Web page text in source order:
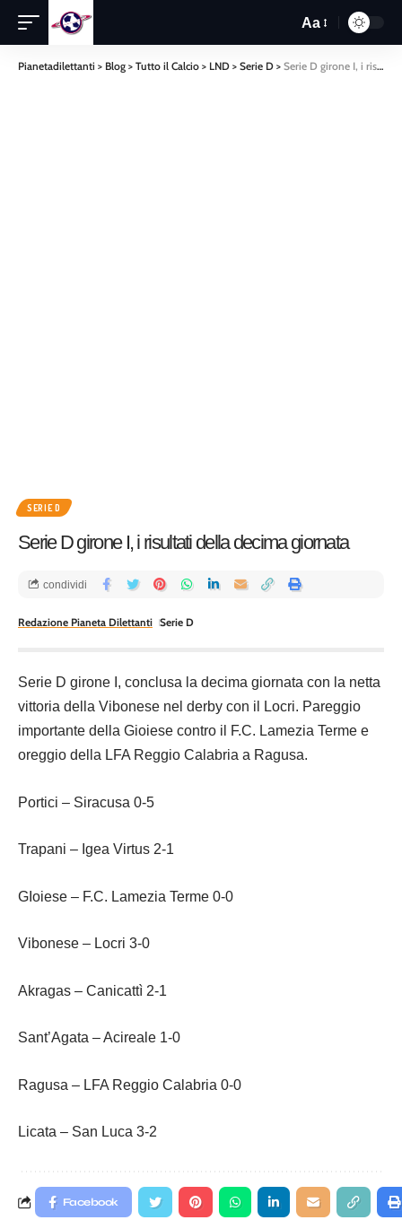
Aa
Pianetadilettanti > Blog > Tutto il Calcio > LND > Serie D > Serie D girone I, i risultati della decima giornata
SERIE D
Serie D girone I, i risultati della decima giornata
Redazione Pianeta Dilettanti Serie D
condividi
Serie D girone I, conclusa la decima giornata con la netta
vittoria della Vibonese nel derby con il Locri. Pareggio
importante della Gioiese contro il F.C. Lamezia Terme e
oreggio della LFA Reggio Calabria a Ragusa.
Portici – Siracusa 0-5
Trapani – Igea Virtus 2-1
GIoiese – F.C. Lamezia Terme 0-0
Vibonese – Locri 3-0
Akragas – Canicattì 2-1
Sant’Agata – Acireale 1-0
Ragusa – LFA Reggio Calabria 0-0
Licata – San Luca 3-2
Facebook